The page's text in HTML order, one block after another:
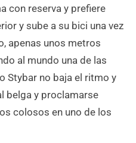
con reserva y prefiere
y sube a su bici una vez
apenas unos metros
al mundo una de las
Stybar no baja el ritmo y
belga y proclamarse
colosos en uno de los